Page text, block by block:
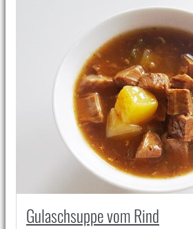
Gulaschsuppe vom Rind